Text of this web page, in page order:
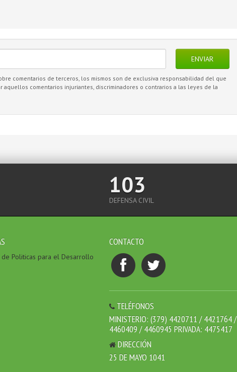
ENVIAR
comentarios de terceros, los mismos son de exclusiva responsabilidad del que
comentarios injuriantes, discriminadores o contrarios a las leyes de la
103
DEFENSA CIVIL
Politicas para el Desarrollo
CONTACTO
TELÉFONOS
MINISTERIO: (379) 4420711 / 4421764 /
4460409 / 4460945 PRIVADA: 4475417
DIRECCIÓN
25 DE MAYO 1041